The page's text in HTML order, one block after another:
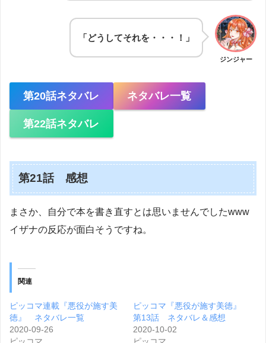
ジンジャー
「どうしてそれを・・・！」
第20話ネタバレ ネタバレ一覧
第22話ネタバレ
第21話 感想
まさか、自分で本を書き直すとは思いませんでしたwww
イザナの反応が面白そうですね。
関連
ピッコマ連載『悪役が施す美
徳』 ネタバレ一覧
2020-09-26
ピッコマ『悪役が施す美徳』
第13話 ネタバレ＆感想
2020-10-02